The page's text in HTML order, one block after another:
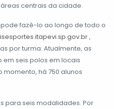
centrais da cidade.
fazê-lo ao longo de todo o
,
por turma. Atualmente, as
seis polos em locais
há 750 alunos
para seis modalidades. Por